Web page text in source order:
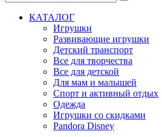
КАТАЛОГ
Игрушки
Развивающие игрушки
Детский транспорт
Все для творчества
Все для детской
Для мам и малышей
Спорт и активный отдых
Одежда
Игрушки со скидками
Pandora Disney